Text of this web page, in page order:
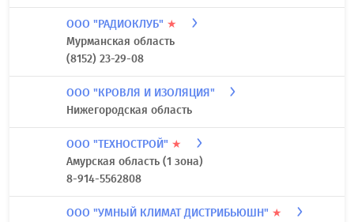
ООО "РАДИОКЛУБ" ★
Мурманская область
(8152) 23-29-08
ООО "КРОВЛЯ И ИЗОЛЯЦИЯ"
Нижегородская область
ООО "ТЕХНОСТРОЙ" ★
Амурская область (1 зона)
8-914-5562808
ООО "УМНЫЙ КЛИМАТ ДИСТРИБЬЮШН" ★